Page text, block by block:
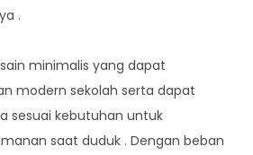
.
minimalis yang dapat
modern sekolah serta dapat
sesuai kebutuhan untuk
saat duduk . Dengan beban